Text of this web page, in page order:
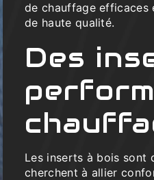
de chauffage efficaces
de haute qualité.
Des
Les inserts à bois sont
cherchent à allier